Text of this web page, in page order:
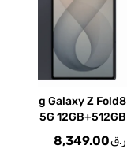
Galaxy Z Fold8
Ultra 5G 12GB+512GB
Smartphone, SM-
F976BZKOMEA
ر.ق8,349.00